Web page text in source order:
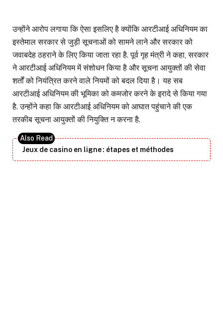
उन्होंने आरोप लगाया कि ऐसा इसलिए है क्योंकि आरटीआई अधिनियम का
इस्तेमाल सरकार से जुड़ी सूचनाओं को सामने लाने और सरकार को
जवाबदेह ठहराने के लिए किया जाता रहा है. पूर्व गृह मंत्री ने कहा, सरकार
ने आरटीआई अधिनियम में संशोधन किया है और सूचना आयुक्तों की सेवा
शर्तों को नियंत्रित करने वाले नियमों को बदल दिया है। यह सब
आरटीआई अधिनियम की भूमिका को कमजोर करने के इरादे से किया गया
है. उन्होंने कहा कि आरटीआई अधिनियम को आघात पहुंचाने की एक
तरकीब सूचना आयुक्तों की नियुक्ति न करना है.
Jeux de casino en ligne : étapes et méthodes